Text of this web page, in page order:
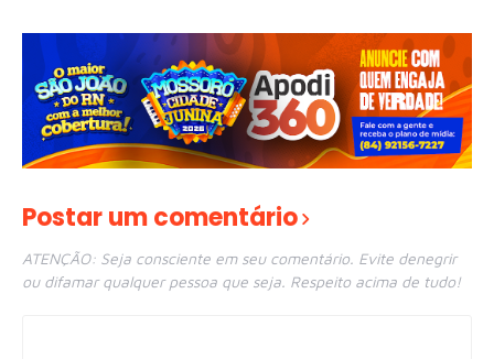
Postar um comentário
ATENÇÃO: Seja consciente em seu comentário. Evite denegrir
ou difamar qualquer pessoa que seja. Respeito acima de tudo!